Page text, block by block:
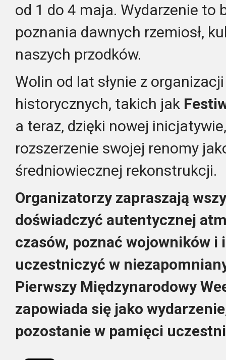
od 1 do 4 maja. Wydarzenie to
poznania dawnych rzemiosł,
naszych przodków.
Wolin od lat słynie z
historycznych, takich jak
a teraz, dzięki nowej
rozszerzenie swojej renomy
średniowiecznej rekonstrukcji.
Organizatorzy zapraszają
doświadczyć autentycznej
czasów, poznać wojowników i
uczestniczyć w
Pierwszy Międzynarodowy
zapowiada się jako
pozostanie w pamięci